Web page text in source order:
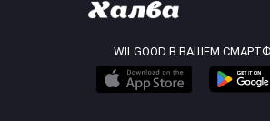
WILGOOD В ВАШЕМ